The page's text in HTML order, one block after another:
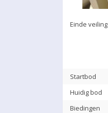
Einde veiling
Startbod
Huidig bod
Biedingen